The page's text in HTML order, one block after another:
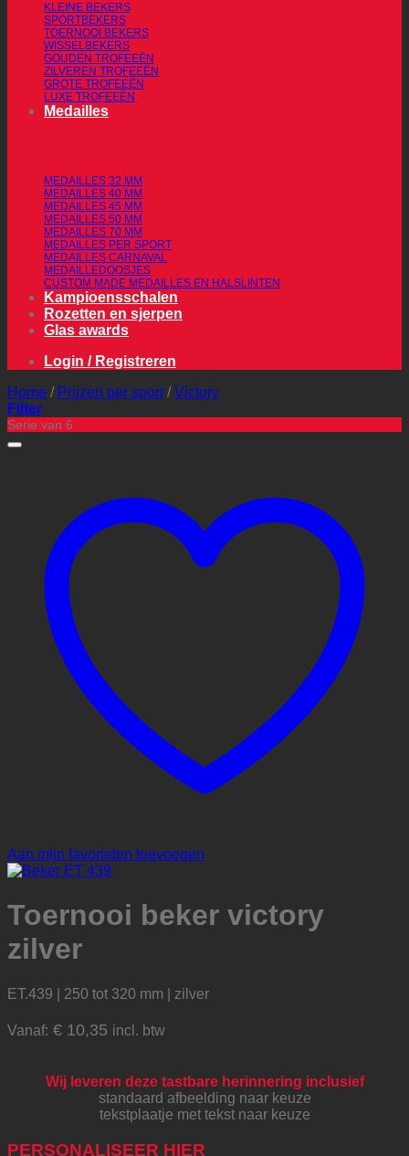
KLEINE BEKERS
SPORTBEKERS
TOERNOOI BEKERS
WISSELBEKERS
GOUDEN TROFEEËN
ZILVEREN TROFEEËN
GROTE TROFEEËN
LUXE TROFEEËN
Medailles
MEDAILLES 32 MM
MEDAILLES 40 MM
MEDAILLES 45 MM
MEDAILLES 50 MM
MEDAILLES 70 MM
MEDAILLES PER SPORT
MEDAILLES CARNAVAL
MEDAILLEDOOSJES
CUSTOM MADE MEDAILLES EN HALSLINTEN
Kampioensschalen
Rozetten en sjerpen
Glas awards
Login / Registreren
Home / Prijzen per sport / Victory
Filter
Serie van 6
Aan mijn favorieten toevoegen
Toernooi beker victory
zilver
ET.439 | 250 tot 320 mm | zilver
Vanaf: € 10,35 incl. btw
Wij leveren deze tastbare herinnering inclusief
standaard afbeelding naar keuze
tekstplaatje met tekst naar keuze
PERSONALISEER HIER